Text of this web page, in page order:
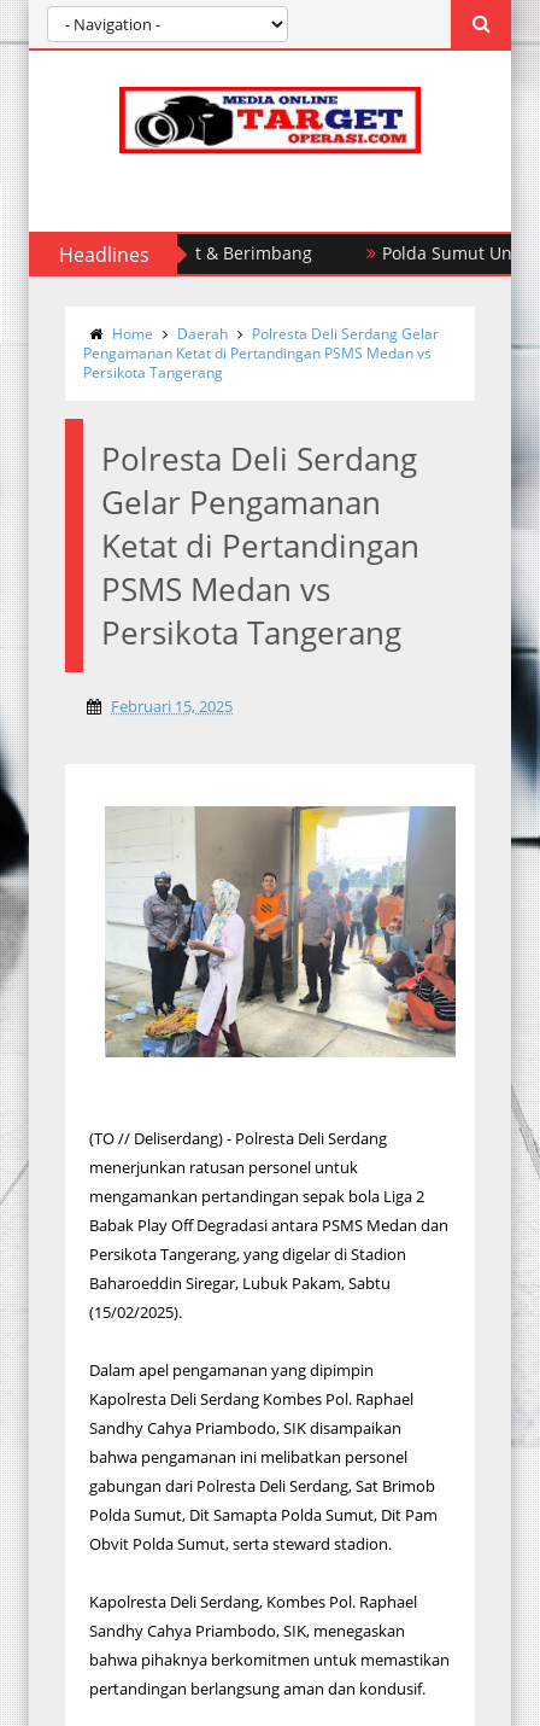
Headlines
Fakta Akurat & Berimbang Polda Sumut Ungkap
Home Daerah
Polresta Deli Serdang Gelar
Pengamanan Ketat di Pertandingan PSMS Medan vs
Persikota Tangerang
Polresta Deli Serdang
Gelar Pengamanan
Ketat di Pertandingan
PSMS Medan vs
Persikota Tangerang
Februari 15, 2025
(TO // Deliserdang) - Polresta Deli Serdang
menerjunkan ratusan personel untuk
mengamankan pertandingan sepak bola Liga 2
Babak Play Off Degradasi antara PSMS Medan dan
Persikota Tangerang, yang digelar di Stadion
Baharoeddin Siregar, Lubuk Pakam, Sabtu
(15/02/2025).
Dalam apel pengamanan yang dipimpin
Kapolresta Deli Serdang Kombes Pol. Raphael
Sandhy Cahya Priambodo, SIK disampaikan
bahwa pengamanan ini melibatkan personel
gabungan dari Polresta Deli Serdang, Sat Brimob
Polda Sumut, Dit Samapta Polda Sumut, Dit Pam
Obvit Polda Sumut, serta steward stadion.
Kapolresta Deli Serdang, Kombes Pol. Raphael
Sandhy Cahya Priambodo, SIK, menegaskan
bahwa pihaknya berkomitmen untuk memastikan
pertandingan berlangsung aman dan kondusif.